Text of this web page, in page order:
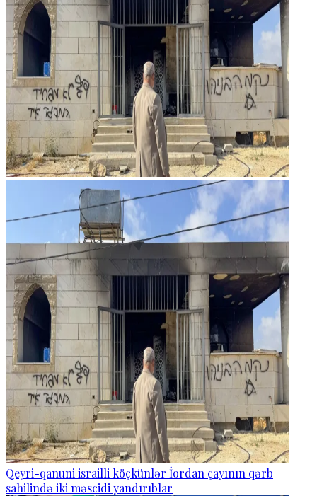
Qeyri-qanuni israilli köçkünlər İordan çayının qərb
sahilində iki məscidi yandırıblar